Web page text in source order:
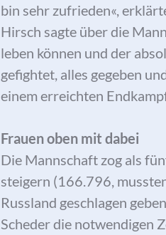
bin sehr zufrieden«,
Hirsch sagte über die
leben können und der
gefightet, alles gegeben
einem erreichten
Frauen oben mit dabei
Die Mannschaft zog als
steigern (166.796,
Russland geschlagen
Scheder die notwendigen